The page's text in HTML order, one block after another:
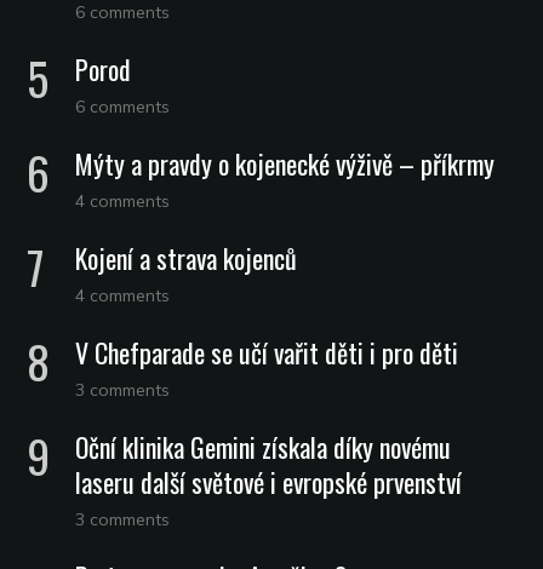
6 comments
Porod
6 comments
Mýty a pravdy o kojenecké výživě – příkrmy
4 comments
Kojení a strava kojenců
4 comments
V Chefparade se učí vařit děti i pro děti
3 comments
Oční klinika Gemini získala díky novému
laseru další světové i evropské prvenství
3 comments